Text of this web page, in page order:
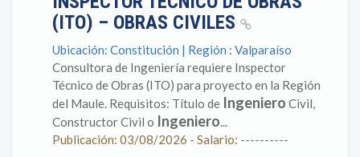
(ITO) – OBRAS CIVILES
Ubicación: Constitución | Región : Valparaíso
Consultora de Ingeniería requiere Inspector
Técnico de Obras (ITO) para proyecto en la Región
del Maule. Requisitos: Título de Ingeniero Civil,
Constructor Civil o Ingeniero...
Publicación: 03/08/2026 - Salario: ----------